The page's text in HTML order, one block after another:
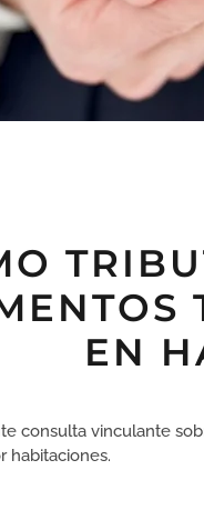
EN
consulta vinculante
habitaciones.